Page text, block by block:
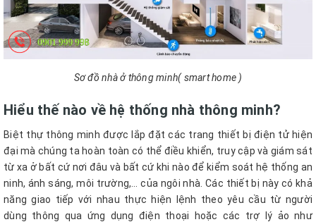
Sơ đồ nhà ở thông minh( smart home )
Hiểu thế nào về hệ thống nhà thông minh?
Biệt thự thông minh được lắp đặt các trang thiết bị điện tử hiện
đại mà chúng ta hoàn toàn có thể điều khiển, truy cập và giám sát
từ xa ở bất cứ nơi đâu và bất cứ khi nào để kiểm soát hệ thống an
ninh, ánh sáng, môi trường,… của ngôi nhà. Các thiết bị này có khả
năng giao tiếp với nhau thực hiện lệnh theo yêu cầu từ người
dùng thông qua ứng dụng điện thoại hoặc các trợ lý ảo như